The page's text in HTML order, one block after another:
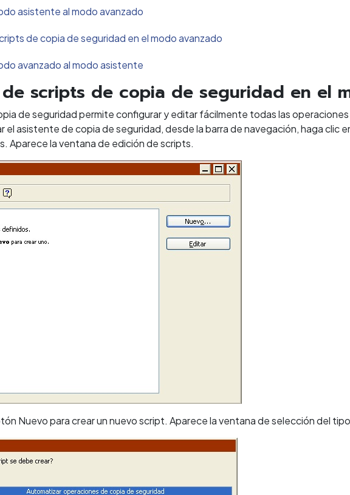
asistente al modo avanzado
de copia de seguridad en el modo avanzado
avanzado al modo asistente
scripts de copia de seguridad en el
de seguridad permite configurar y editar fácilmente todas las
el asistente de copia de seguridad, desde la barra de navegación, haga clic
Aparece la ventana de edición de scripts.
Nuevo para crear un nuevo script. Aparece la ventana de selección del